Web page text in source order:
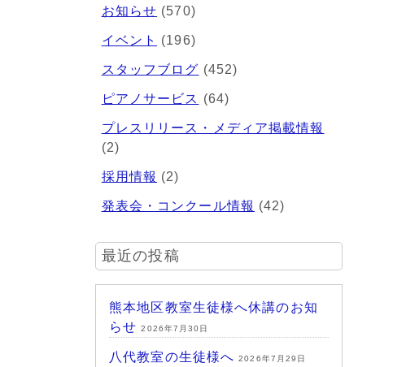
お知らせ (570)
イベント (196)
スタッフブログ (452)
ピアノサービス (64)
プレスリリース・メディア掲載情報
(2)
採用情報 (2)
発表会・コンクール情報 (42)
最近の投稿
熊本地区教室生徒様へ休講のお知
らせ 2026年7月30日
八代教室の生徒様へ 2026年7月29日